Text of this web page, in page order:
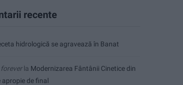
recente
hidrologică se agravează în Banat
la Modernizarea Fântânii Cinetice din
apropie de final